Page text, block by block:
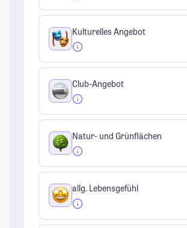
Kulturelles Angebot
Club-Angebot
Natur- und Grünflächen
allg. Lebensgefühl